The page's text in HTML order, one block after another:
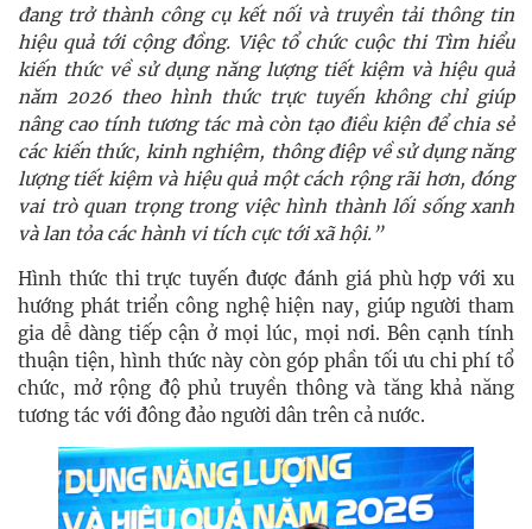
đang trở thành công cụ kết nối và truyền tải thông tin
hiệu quả tới cộng đồng. Việc tổ chức cuộc thi Tìm hiểu
kiến thức về sử dụng năng lượng tiết kiệm và hiệu quả
năm 2026 theo hình thức trực tuyến không chỉ giúp
nâng cao tính tương tác mà còn tạo điều kiện để chia sẻ
các kiến thức, kinh nghiệm, thông điệp về sử dụng năng
lượng tiết kiệm và hiệu quả một cách rộng rãi hơn, đóng
vai trò quan trọng trong việc hình thành lối sống xanh
và lan tỏa các hành vi tích cực tới xã hội.”
Hình thức thi trực tuyến được đánh giá phù hợp với xu
hướng phát triển công nghệ hiện nay, giúp người tham
gia dễ dàng tiếp cận ở mọi lúc, mọi nơi. Bên cạnh tính
thuận tiện, hình thức này còn góp phần tối ưu chi phí tổ
chức, mở rộng độ phủ truyền thông và tăng khả năng
tương tác với đông đảo người dân trên cả nước.